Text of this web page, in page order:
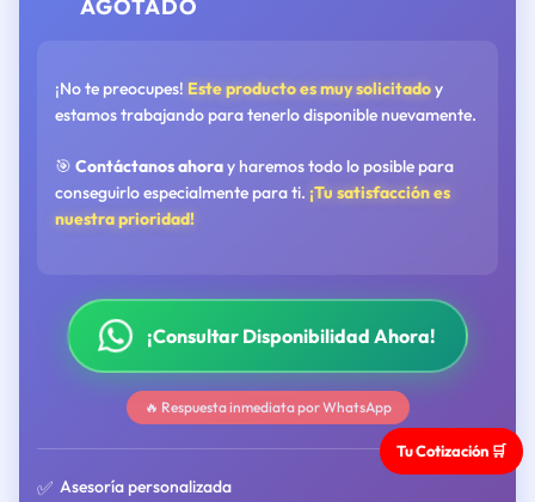
AGOTADO
¡No te preocupes! Este producto es muy solicitadoy
estamos trabajando para tenerlo disponible nuevamente.
🎯 Contáctanos ahoray haremos todo lo posible para
conseguirlo especialmente para ti. ¡Tu satisfacción es
nuestra prioridad!
¡Consultar Disponibilidad Ahora!
🔥 Respuesta inmediata por WhatsApp
✅ Asesoría personalizada
Tu Cotización 🛒